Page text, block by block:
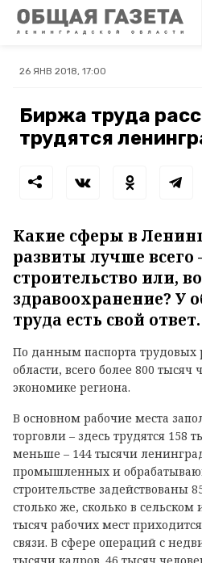
26 ЯНВ 2018, 17:00
Биржа труда
трудятся
Какие сферы в
развиты лучше всего
строительство или,
здравоохранение? У
труда есть свой ответ.
По данным паспорта трудовых
области, всего более 800 тысяч
экономике региона.
В основном рабочие места
торговли – здесь трудятся 158
меньше – 144 тысячи
промышленных и
строительстве задействованы
столько же, сколько в сельском
тысяч рабочих мест
связи. В сфере операций с